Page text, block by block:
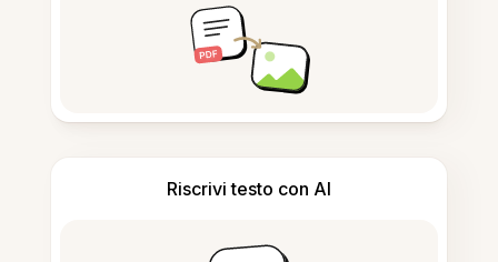
Riscrivi testo con AI